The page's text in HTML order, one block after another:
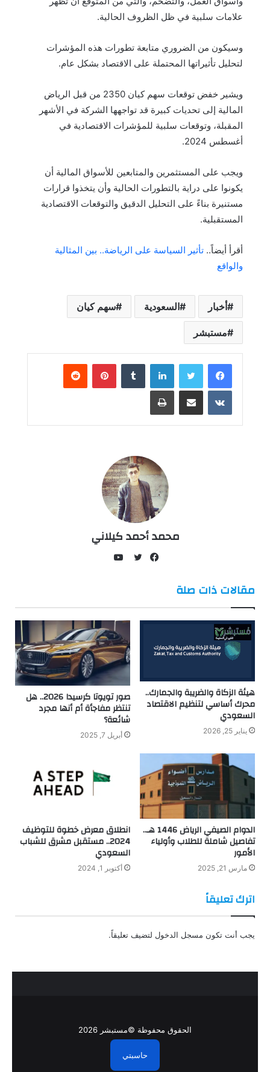
علامات سلبية في ظل الظروف الحالية.
وسيكون من الضروري متابعة تطورات هذه المؤشرات
لتحليل تأثيراتها المحتملة على الاقتصاد بشكل عام.
ويشير خفض توقعات سهم كيان 2350 من قبل الرياض
المالية إلى تحديات كبيرة قد تواجهها الشركة في الأشهر
المقبلة، وتوقعات سلبية للمؤشرات الاقتصادية في
أغسطس 2024.
ويجب على المستثمرين والمتابعين للأسواق المالية أن
يكونوا على دراية بالتطورات الحالية وأن يتخذوا قرارات
مستنيرة بناءً على التحليل الدقيق والتوقعات الاقتصادية
المستقبلية.
أقرأ أيضاً.. تأثير السياسة على الرياضة.. بين المثالية
والواقع
أخبار السعودية سهم كيان
مستبشر
لينكدإن بينتيريست
مشاركة عبر البريد طباعة
محمد أحمد كيلاني
مقالات ذات صلة
هيئة الزكاة والضريبة والجمارك..
محرك أساسي لتنظيم الاقتصاد
السعودي
يناير 25, 2026
صور تويوتا كرسيدا 2026.. هل
تنتظر مفاجأة أم أنها مجرد
شائعة؟
أبريل 7, 2025
الدوام الصيفي الرياض 1446 هـ..
تفاصيل شاملة للطلاب وأولياء
الأمور
مارس 21, 2025
انطلاق معرض خطوة للتوظيف
2024.. مستقبل مشرق للشباب
السعودي
أكتوبر 1, 2024
اترك تعليقاً
يجب أنت تكون مسجل الدخول لتضيف تعليقاً.
الحقوق محفوظة ©مستبشر 2026
حاسبتي